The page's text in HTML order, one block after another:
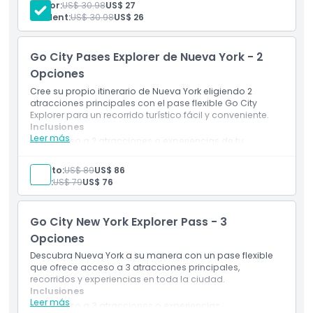
Política para Niños y Adultos
Horario de Apertura
Cosas a Saber
Ubicación
Cómo Llegar
Cómo Canjear
Política de Cancelación
Senior:US$ 30.98US$ 27
Student:US$ 30.98US$ 26
Go City Pases Explorer de Nueva York - 2
Opciones
Cree su propio itinerario de Nueva York eligiendo 2
atracciones principales con el pase flexible Go City
Explorer para un recorrido turístico fácil y conveniente.
Leer más
Inclusiones
Acceso a 2 atracciones o experiencias de tu
Entrada a lugares emblemáticos y actividades
populares de Nueva York
Guía digital con información de las atracciones
Descuentos y ofertas especiales en atracciones
Válido por 30 días desde el primer uso
Adulto:US$ 89US$ 86
Niño:US$ 79US$ 76
Go City New York Explorer Pass - 3
Opciones
Descubra Nueva York a su manera con un pase flexible
que ofrece acceso a 3 atracciones principales,
recorridos y experiencias en toda la ciudad.
Leer más
Inclusiones
Acceso a 3 atracciones o experiencias